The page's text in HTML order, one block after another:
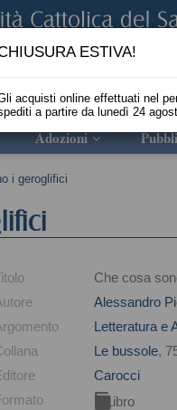
Adozioni
i geroglifici
Che cosa
Alessandro
Letteratura e
Le bussole,
Carocci
Libro
ESTIVA!
acquisti online effettuati nel
a partire da lunedì 24